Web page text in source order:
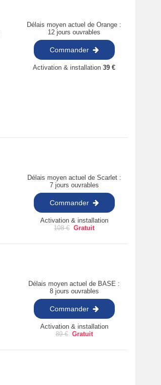
Délais moyen actuel de Orange :
12 jours ouvrables
Commander
Activation & installation39€
Délais moyen actuel de Scarlet :
7 jours ouvrables
Commander
Activation & installation
108€ Gratuit
Délais moyen actuel de BASE :
8 jours ouvrables
Commander
Activation & installation
89€ Gratuit